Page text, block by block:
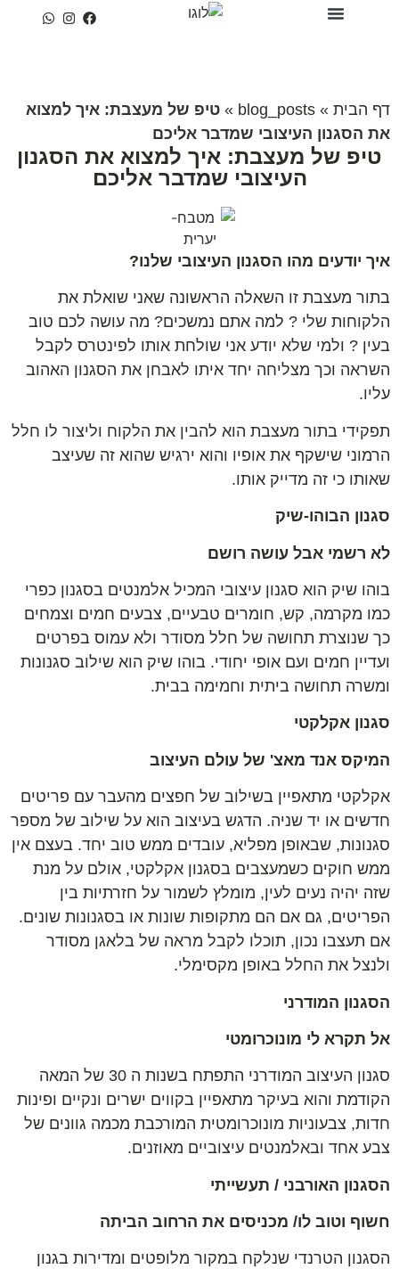
דף הבית »
blog_posts
» טיפ של מעצבת: איך למצוא
את הסגנון העיצובי שמדבר אליכם
טיפ של מעצבת: איך למצוא את הסגנון
העיצובי שמדבר אליכם
איך יודעים מהו הסגנון העיצובי שלנו?
בתור מעצבת זו השאלה הראשונה שאני שואלת את
הלקוחות שלי ? למה אתם נמשכים? מה עושה לכם טוב
בעין ? ולמי שלא יודע אני שולחת אותו לפינטרס לקבל
השראה וכך מצליחה יחד איתו לאבחן את הסגנון האהוב
עליו.
תפקידי בתור מעצבת הוא להבין את הלקוח וליצור לו חלל
הרמוני שישקף את אופיו והוא ירגיש שהוא זה שעיצב
שאותו כי זה מדייק אותו.
סגנון הבוהו-שיק
לא רשמי אבל עושה רושם
בוהו שיק הוא סגנון עיצובי המכיל אלמנטים בסגנון כפרי
כמו מקרמה, קש, חומרים טבעיים, צבעים חמים וצמחים
כך שנוצרת תחושה של חלל מסודר ולא עמוס בפרטים
ועדיין חמים ועם אופי יחודי. בוהו שיק הוא שילוב סגנונות
ומשרה תחושה ביתית וחמימה בבית.
סגנון אקלקטי
המיקס אנד מאצ' של עולם העיצוב
אקלקטי מתאפיין בשילוב של חפצים מהעבר עם פריטים
חדשים או יד שניה. הדגש בעיצוב הוא על שילוב של מספר
סגנונות, שבאופן מפליא, עובדים ממש טוב יחד. בעצם אין
ממש חוקים כשמעצבים בסגנון אקלקטי, אולם על מנת
שזה יהיה נעים לעין, מומלץ לשמור על חזרתיות בין
הפריטים, גם אם הם מתקופות שונות או בסגנונות שונים.
אם תעצבו נכון, תוכלו לקבל מראה של בלאגן מסודר
ולנצל את החלל באופן מקסימלי.
הסגנון המודרני
אל תקרא לי מונוכרומטי
סגנון העיצוב המודרני התפתח בשנות ה 30 של המאה
הקודמת והוא בעיקר מתאפיין בקווים ישרים ונקיים ופינות
חדות, צבעוניות מונוכרומטית המורכבת מכמה גוונים של
צבע אחד ובאלמנטים עיצוביים מאוזנים.
הסגנון האורבני / תעשייתי
חשוף וטוב לו/ מכניסים את הרחוב הביתה
הסגנון הטרנדי שנלקח במקור מלופטים ומדירות בגנון